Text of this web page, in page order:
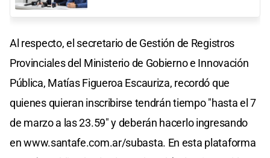
Al respecto, el secretario de Gestión de Registros
Provinciales del Ministerio de Gobierno e Innovación
Pública, Matías Figueroa Escauriza, recordó que
quienes quieran inscribirse tendrán tiempo "hasta el 7
de marzo a las 23.59" y deberán hacerlo ingresando
en www.santafe.com.ar/subasta. En esta plataforma